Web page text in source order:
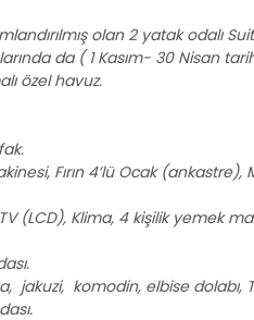
olan 2 yatak odalı
da ( 1 Kasım- 30 Nisan
özel havuz.
Fırın 4’lü Ocak (ankastre),
(LCD), Klima, 4 kişilik yemek
jakuzi, komodin, elbise dolabı,